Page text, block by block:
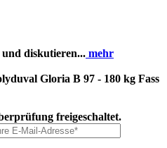
und diskutieren... mehr
Gloria B 97 - 180 kg Fass
freigeschaltet.